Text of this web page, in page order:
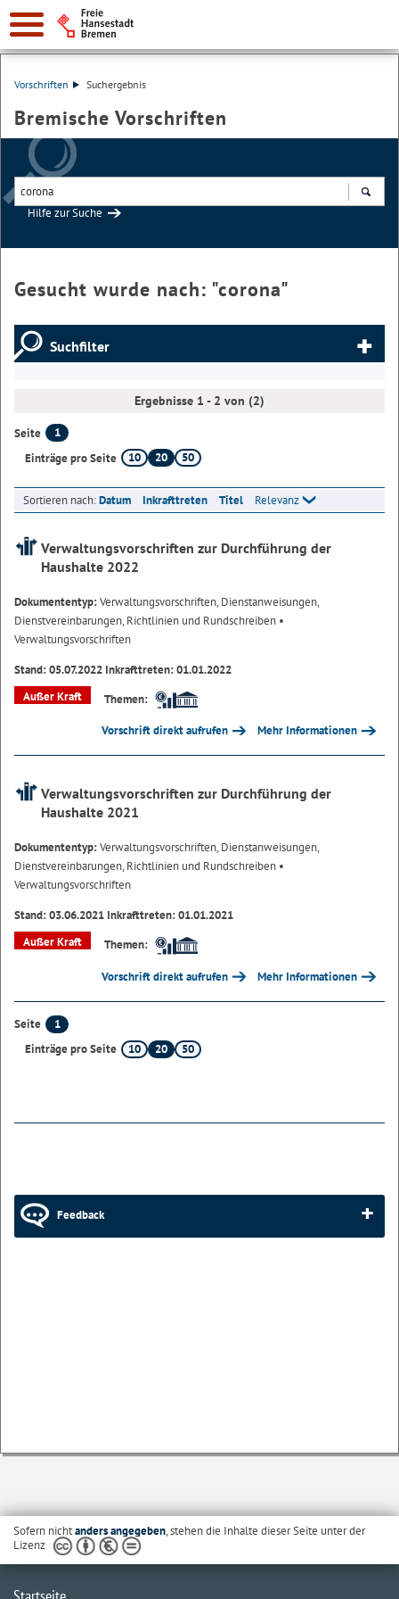
Vorschriften Suchergebnis
Bremische Vorschriften
Hilfe zur Suche
Gesucht wurde nach: "corona"
Suchfilter
Ergebnisse 1 - 2 von (2)
Seite
1
Einträge pro Seite
10 20 50
Sortieren nach:Datum Inkrafttreten Titel Relevanz
Verwaltungsvorschriften zur Durchführung der
Haushalte 2022
Dokumententyp:Verwaltungsvorschriften, Dienstanweisungen,
Dienstvereinbarungen, Richtlinien und Rundschreiben •
Verwaltungsvorschriften
Stand: 05.07.2022 Inkrafttreten: 01.01.2022
Außer Kraft
Themen:
Vorschrift direkt aufrufen Mehr Informationen
Verwaltungsvorschriften zur Durchführung der
Haushalte 2021
Dokumententyp:Verwaltungsvorschriften, Dienstanweisungen,
Dienstvereinbarungen, Richtlinien und Rundschreiben •
Verwaltungsvorschriften
Stand: 03.06.2021 Inkrafttreten: 01.01.2021
Außer Kraft
Themen:
Vorschrift direkt aufrufen Mehr Informationen
Seite
1
Einträge pro Seite
10 20 50
Feedback
Sofern nichtanders angegeben, stehen die Inhalte dieser Seite unter der
Lizenz